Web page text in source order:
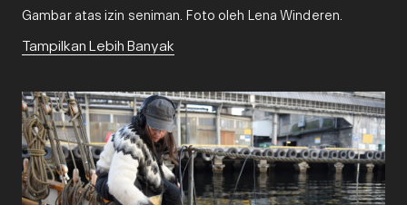
Gambar atas izin seniman. Foto oleh Lena Winderen.
Tampilkan Lebih Banyak